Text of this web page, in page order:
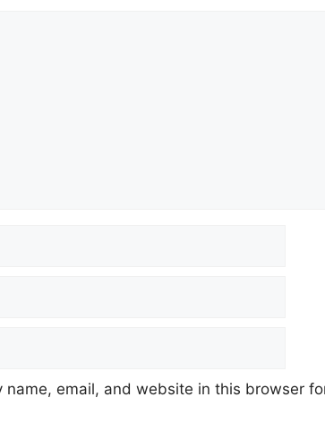
name, email, and website in this browser